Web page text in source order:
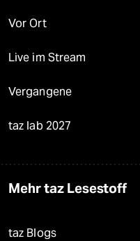
Vor Ort
Live im Stream
Vergangene
taz lab 2027
Mehr taz Lesestoff
taz Blogs